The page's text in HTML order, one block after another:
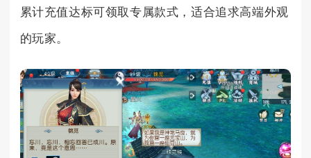
累计充值达标可领取专属款式，适合追求高端外观
的玩家。